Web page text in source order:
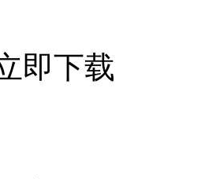
即下载